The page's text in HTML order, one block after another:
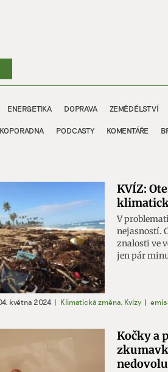
ENERGETIKA DOPRAVA ZEMĚDĚLSTVÍ
PODCASTY KOMENTÁŘE
KVÍZ:
V
nejasností.
znalosti ve
jen pár
května 2024 | Klimatická změna, Kvízy |
Kočky a